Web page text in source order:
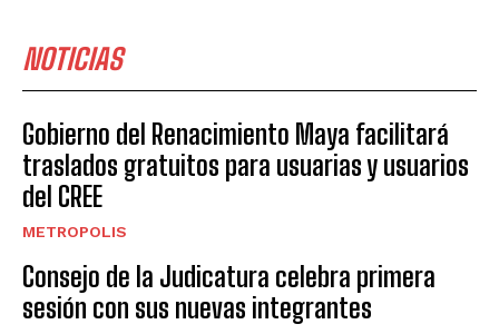
NOTICIAS
Gobierno del Renacimiento Maya facilitará
traslados gratuitos para usuarias y usuarios
del CREE
METROPOLIS
Consejo de la Judicatura celebra primera
sesión con sus nuevas integrantes